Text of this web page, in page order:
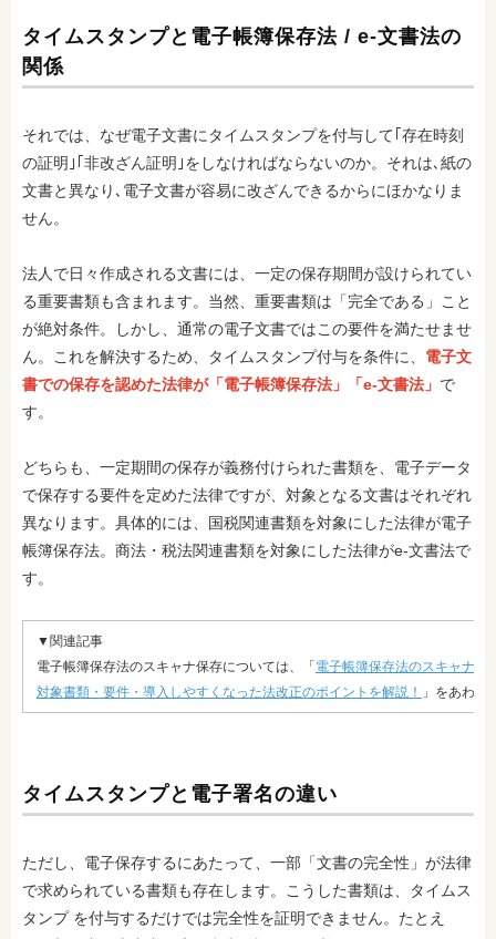
タイムスタンプと電子帳簿保存法 / e-文書法の
関係
それでは、なぜ電子文書にタイムスタンプを付与して｢存在時刻
の証明｣｢非改ざん証明｣をしなければならないのか。それは､紙の
文書と異なり､電子文書が容易に改ざんできるからにほかなりま
せん。
法人で日々作成される文書には、一定の保存期間が設けられてい
る重要書類も含まれます。当然、重要書類は「完全である」こと
が絶対条件。しかし、通常の電子文書ではこの要件を満たせませ
ん。これを解決するため、タイムスタンプ付与を条件に、 電子文
書での保存を認めた法律が「電子帳簿保存法」「e-文書法」 で
す。
どちらも、一定期間の保存が義務付けられた書類を、電子データ
で保存する要件を定めた法律ですが、対象となる文書はそれぞれ
異なります。具体的には、国税関連書類を対象にした法律が電子
帳簿保存法。商法・税法関連書類を対象にした法律がe-文書法で
す。
▼関連記事
電子帳簿保存法のスキャナ保存については、「 電子帳簿保存法のスキャナ保
対象書類・要件・導入しやすくなった法改正のポイントを解説！
」をあわせ
タイムスタンプと電子署名の違い
ただし、電子保存するにあたって、一部「文書の完全性」が法律
で求められている書類も存在します。こうした書類は、タイムス
タンプ を付与するだけでは完全性を証明できません。たとえ